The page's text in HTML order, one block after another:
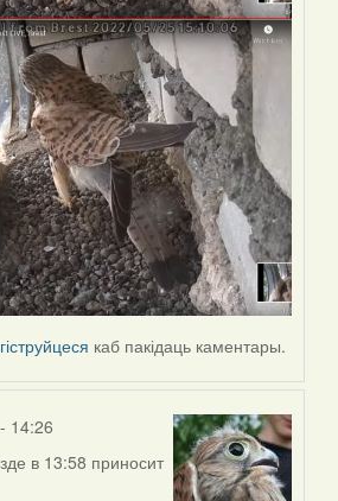
каб пакідаць каментары.
14:26
в 13:58 приносит